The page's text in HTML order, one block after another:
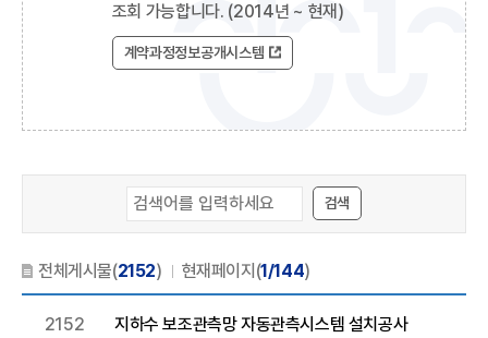
조회 가능합니다. (2014년 ~ 현재)
계약과정정보공개시스템
검색
전체게시물(2152) 현재페이지(1/144)
2152
지하수 보조관측망 자동관측시스템 설치공사